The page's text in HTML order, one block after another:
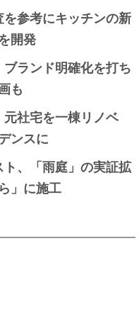
参考にキッチンの新
開発
ランド明確化を打ち
も
社宅を一棟リノベ
ンスに
、「雨庭」の実証拡
」に施工